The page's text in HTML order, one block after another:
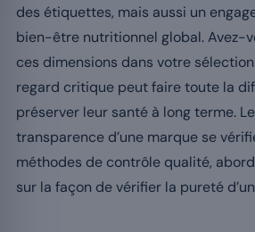
des étiquettes, mais aussi un
bien-être nutritionnel global. Avez-
ces dimensions dans votre
regard critique peut faire toute la
préserver leur santé à long terme.
transparence d’une marque se
méthodes de contrôle qualité,
sur la façon de vérifier la pureté